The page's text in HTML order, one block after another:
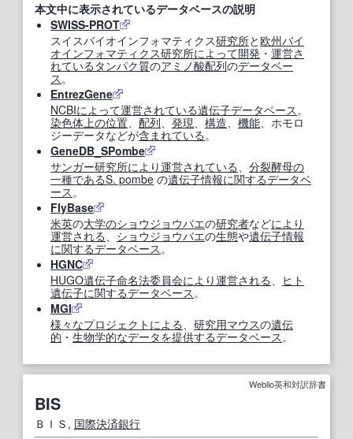
本文中に表示されているデータベースの説明
SWISS-PROT
スイスバイオインフォマティクス研究所と欧州バイ
オインフォマティクス研究所によって開発 ・ 運営さ
れている タンパク質のアミノ酸配列のデータベー
ス。
EntrezGene
NCBIによって運営されている遺伝子データベース。
染色体上の位置、 配列、 発現、 構造、 機能、ホモロ
ジーデータなどが含まれている。
GeneDB_SPombe
サンガー研究所により運営されている、 分裂酵母の
一種であるS. pombe の遺伝子情報に関するデータベ
ース。
FlyBase
米英の大学のショウジョウバエの研究者などにより
運営される、 ショウジョウバエの生態や遺伝子情報
に関するデータベース。
HGNC
HUGO遺伝子命名法委員会により運営される、 ヒト
遺伝子に関するデータベース。
MGI
様々なプロジェクト による、 研究用マウスの遺伝
的 ・ 生物学的なデータを提供するデータベース。
Weblio英和対訳辞書
BIS
ＢＩＳ, 国際決済銀行